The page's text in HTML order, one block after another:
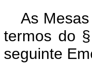
As
termos do
seguinte